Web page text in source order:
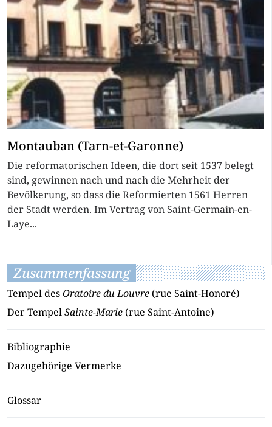
Montauban (Tarn-et-Garonne)
Die reformatorischen Ideen, die dort seit 1537 belegt
sind, gewinnen nach und nach die Mehrheit der
Bevölkerung, so dass die Reformierten 1561 Herren
der Stadt werden. Im Vertrag von Saint-Germain-en-
Laye...
Zusammenfassung
Tempel desOratoire du Louvre (rue Saint-Honoré)
Der TempelSainte-Marie (rue Saint-Antoine)
Bibliographie
Dazugehörige Vermerke
Glossar